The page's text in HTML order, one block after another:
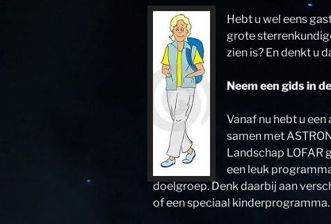
Hebt u wel eens
grote
zien is? En denkt u
Neem een gids in
Vanaf nu hebt u
samen met
Landschap LOFAR
een leuk
doelgroep. Denk daarbij aan
of een speciaal kinderprogramma.